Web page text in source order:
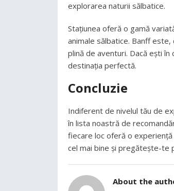
explorarea naturii sălbatice.
Stațiunea oferă o gamă
animale sălbatice. Banff
plină de aventuri. Dacă ești
destinația perfectă.
Concluzie
Indiferent de nivelul tău de
în lista noastră de
fiecare loc oferă o
cel mai bine și pregătește-te
About the